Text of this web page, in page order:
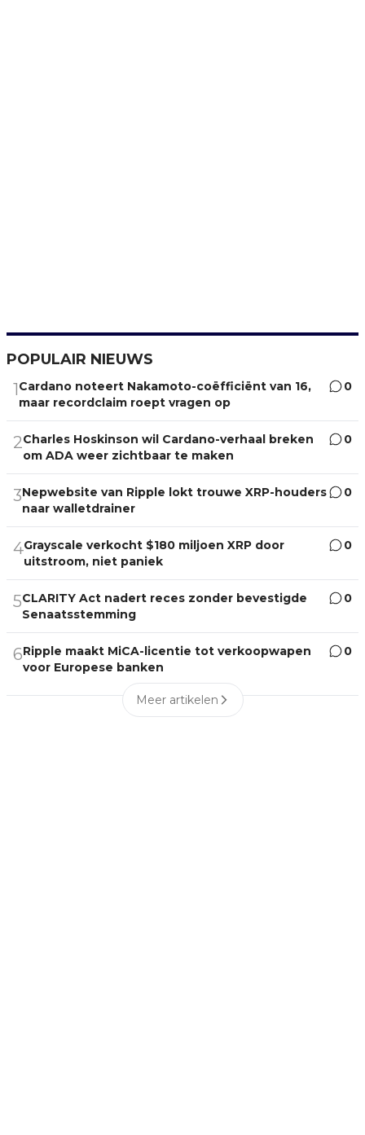
POPULAIR NIEUWS
1Cardano noteert Nakamoto-coëfficiënt van 16,
maar recordclaim roept vragen op
0
2Charles Hoskinson wil Cardano-verhaal breken
om ADA weer zichtbaar te maken
0
3Nepwebsite van Ripple lokt trouwe XRP-houders
naar walletdrainer
0
4Grayscale verkocht $180 miljoen XRP door
uitstroom, niet paniek
0
5CLARITY Act nadert reces zonder bevestigde
Senaatsstemming
0
6Ripple maakt MiCA-licentie tot verkoopwapen
voor Europese banken
0
Meer artikelen